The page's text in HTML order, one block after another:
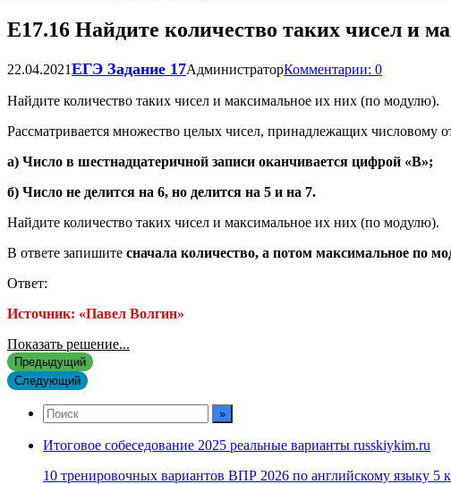
Е17.16 Найдите количество таких чисел и
22.04.2021ЕГЭ Задание 17АдминистраторКомментарии: 0
Найдите количество таких чисел и максимальное их них (по модулю).
Рассматривается множество целых чисел, принадлежащих числовому
а) Число в шестнадцатеричной записи оканчивается цифрой «B»;
б) Число не делится на 6, но делится на 5 и на 7.
Найдите количество таких чисел и максимальное их них (по модулю).
В ответе запишите сначала количество, а потом максимальное по
Ответ:
Источник: «Павел Волгин»
Показать решение...
Предыдущий
Следующий
Итоговое собеседование 2025 реальные варианты russkiykim.ru
10 тренировочных вариантов ВПР 2026 по английскому языку 5